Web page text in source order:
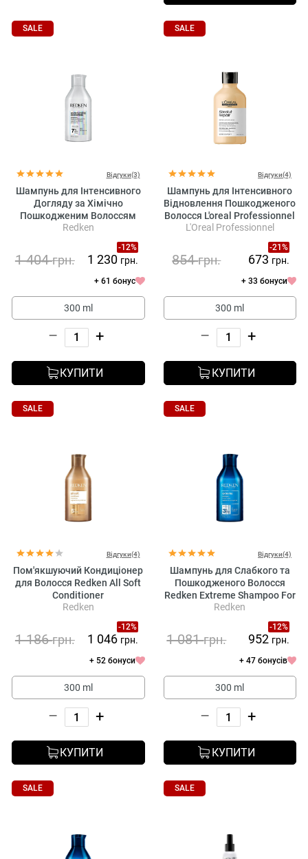
SALE
Відгуки(3)
Шампунь для Інтенсивного
Догляду за Хімічно
Пошкодженим Волоссям
Redken Acidic Bonding
Concentrate Shampoo
Redken
-12%
1 404грн. 1 230 грн.
+ 61 бонус
300 ml
– +
КУПИТИ
SALE
Відгуки(4)
Шампунь для Інтенсивного
Відновлення Пошкодженого
Волосся L'oreal Professionnel
Serie Expert Absolut Repair
Gold Quinoa + Protein
L'Oreal Professionnel
-21%
854грн. 673 грн.
+ 33 бонуси
300 ml
– +
КУПИТИ
SALE
Відгуки(4)
Пом'якшуючий Кондиціонер
для Волосся Redken All Soft
Conditioner
Redken
-12%
1 186грн. 1 046 грн.
+ 52 бонуси
300 ml
– +
КУПИТИ
SALE
Відгуки(4)
Шампунь для Слабкого та
Пошкодженого Волосся
Redken Extreme Shampoo For
Damaged Hair
Redken
-12%
1 081грн. 952 грн.
+ 47 бонусів
300 ml
– +
КУПИТИ
SALE SALE